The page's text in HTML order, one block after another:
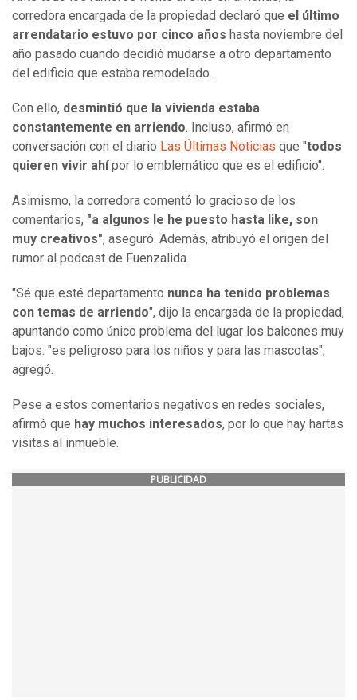
corredora encargada de la propiedad declaró que el último
arrendatario estuvo por cinco años hasta noviembre del
año pasado cuando decidió mudarse a otro departamento
del edificio que estaba remodelado.
Con ello, desmintió que la vivienda estaba
constantemente en arriendo. Incluso, afirmó en
conversación con el diario Las Últimas Noticias que "todos
quieren vivir ahípor lo emblemático que es el edificio".
Asimismo, la corredora comentó lo gracioso de los
comentarios, "a algunos le he puesto hasta like, son
muy creativos", aseguró. Además, atribuyó el origen del
rumor al podcast de Fuenzalida.
"Sé que esté departamento nunca ha tenido problemas
con temas de arriendo", dijo la encargada de la propiedad,
apuntando como único problema del lugar los balcones muy
bajos: "es peligroso para los niños y para las mascotas",
agregó.
Pese a estos comentarios negativos en redes sociales,
afirmó que hay muchos interesados, por lo que hay hartas
visitas al inmueble.
PUBLICIDAD